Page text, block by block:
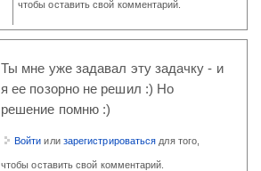
чтобы оставить свой комментарий.
Ты мне уже задавал эту задачку - и
я ее позорно не решил :) Но
решение помню :)
Войти или зарегистрироваться для того,
чтобы оставить свой комментарий.